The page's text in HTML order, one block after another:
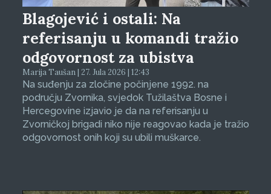
Blagojević i ostali: Na
referisanju u komandi tražio
odgovornost za ubistva
Marija Taušan | 27. Jula 2026 | 12:43
Na suđenju za zločine počinjene 1992. na
području Zvornika, svjedok Tužilaštva Bosne i
Hercegovine izjavio je da na referisanju u
Zvorničkoj brigadi niko nije reagovao kada je tražio
odgovornost onih koji su ubili muškarce.